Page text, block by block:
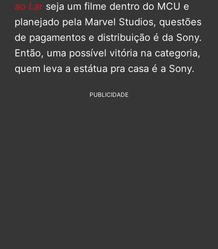
ao Larseja um filme dentro do MCU e
planejado pela Marvel Studios, questões
de pagamentos e distribuição é da Sony.
Então, uma possível vitória na categoria,
quem leva a estátua pra casa é a Sony.
PUBLICIDADE